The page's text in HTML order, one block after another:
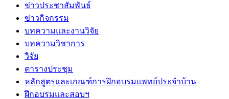
ข่าวประชาสัมพันธ์
ข่าวกิจกรรม
บทความและงานวิจัย
บทความวิชาการ
วิจัย
ตารางประชุม
หลักสูตรและเกณฑ์การฝึกอบรมแพทย์ประจำบ้าน
ฝึกอบรมและสอบฯ